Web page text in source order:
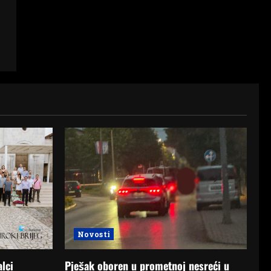
Novosti
Pješak oboren u prometnoj nesreći u